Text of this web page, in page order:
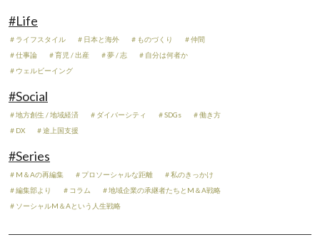
#Life
＃ライフスタイル ＃日本と海外 ＃ものづくり
＃仲間
＃仕事論
＃育児 / 出産 ＃夢 / 志
＃自分は何者か
＃ウェルビーイング
#Social
＃地方創生 / 地域経済 ＃ダイバーシティ ＃SDGs
＃働き方
＃DX
＃途上国支援
#Series
＃M＆Aの再編集 ＃プロソーシャルな距離
＃私のきっかけ
＃編集部より
＃コラム
＃地域企業の承継者たちとM＆A戦略
＃ソーシャルM＆Aという人生戦略